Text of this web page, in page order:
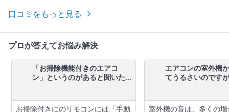
口コミをもっと見る
プロが答えてお悩み解決
「お掃除機能付きのエアコ
ン」というのがあると聞いた...
お掃除付きにのリモコンには「手動
エアコンの室外機
てうるさいのです
室外機の音は、多くの